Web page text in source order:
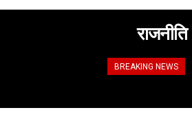
राजनीति
BREAKING NEWS